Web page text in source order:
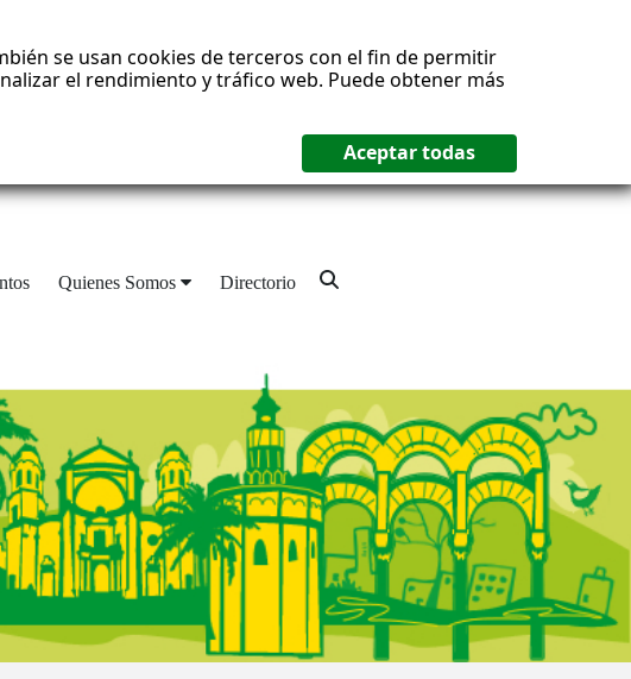
se usan cookies de terceros con el fin de permitir
el rendimiento y tráfico web. Puede obtener más
Quienes Somos Directorio